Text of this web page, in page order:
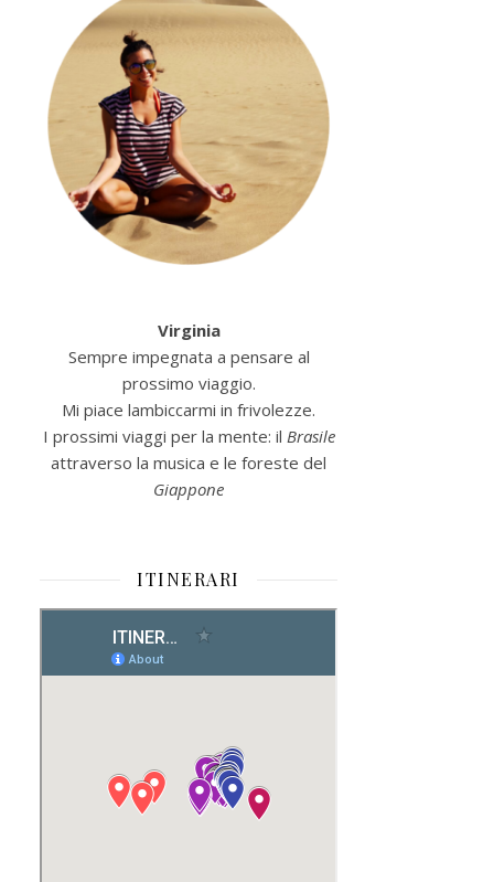
Virginia
Sempre impegnata a pensare al
prossimo viaggio.
Mi piace lambiccarmi in frivolezze.
I prossimi viaggi per la mente: il Brasile
attraverso la musica e le foreste del
Giappone
ITINERARI